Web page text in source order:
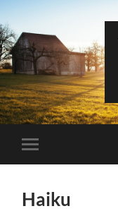
Mobile-
Menü
Haiku